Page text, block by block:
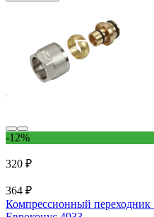
-12%
320 ₽
364 ₽
Компрессионный